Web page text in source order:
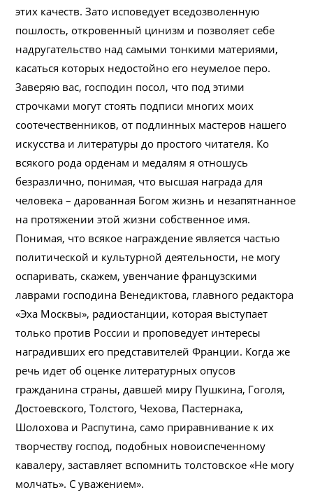
этих качеств. Зато исповедует вседозволенную
пошлость, откровенный цинизм и позволяет себе
надругательство над самыми тонкими материями,
касаться которых недостойно его неумелое перо.
Заверяю вас, господин посол, что под этими
строчками могут стоять подписи многих моих
соотечественников, от подлинных мастеров нашего
искусства и литературы до простого читателя. Ко
всякого рода орденам и медалям я отношусь
безразлично, понимая, что высшая награда для
человека – дарованная Богом жизнь и незапятнанное
на протяжении этой жизни собственное имя.
Понимая, что всякое награждение является частью
политической и культурной деятельности, не могу
оспаривать, скажем, увенчание французскими
лаврами господина Венедиктова, главного редактора
«Эха Москвы», радиостанции, которая выступает
только против России и проповедует интересы
наградивших его представителей Франции. Когда же
речь идет об оценке литературных опусов
гражданина страны, давшей миру Пушкина, Гоголя,
Достоевского, Толстого, Чехова, Пастернака,
Шолохова и Распутина, само приравнивание к их
творчеству господ, подобных новоиспеченному
кавалеру, заставляет вспомнить толстовское «Не могу
молчать». С уважением».